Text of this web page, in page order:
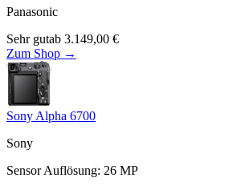
Panasonic
Sehr gutab 3.149,00 €
Zum Shop →
Sony Alpha 6700
Sony
Sensor Auflösung: 26 MP